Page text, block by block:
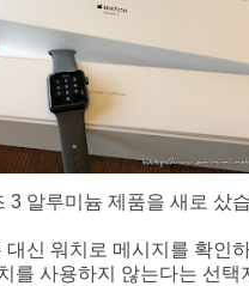
3 알루미늄 제품을 새로 샀
대신 워치로 메시지를 확인
를 사용하지 않는다는 선택